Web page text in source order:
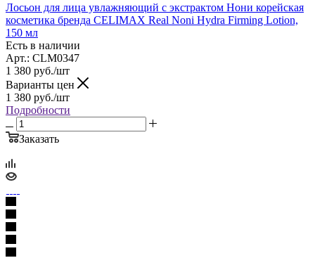
Лосьон для лица увлажняющий с экстрактом Нони корейская
косметика бренда CELIMAX Real Noni Hydra Firming Lotion,
150 мл
Есть в наличии
Арт.: CLM0347
1 380 руб./шт
Варианты цен
1 380 руб./шт
Подробности
Заказать